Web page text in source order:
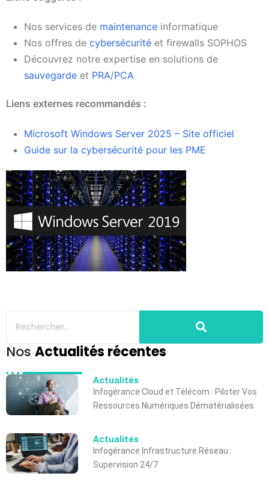
Nos services de maintenance informatique
Nos offres de cybersécurité et firewalls SOPHOS
Découvrez notre expertise en solutions de
sauvegarde et PRA/PCA
Liens externes recommandés :
Microsoft Windows Server 2025 – Site officiel
Guide sur la cybersécurité pour les PME
Nos Actualités récentes
Actualités
Infogérance Cloud et Télécom : Piloter Vos
Ressources Numériques Dématérialisées
Actualités
Infogérance Infrastructure Réseau :
Supervision 24/7